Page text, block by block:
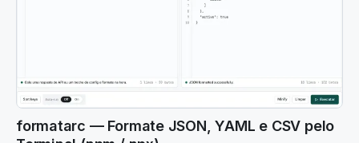
formatarc — Formate JSON, YAML e CSV pelo